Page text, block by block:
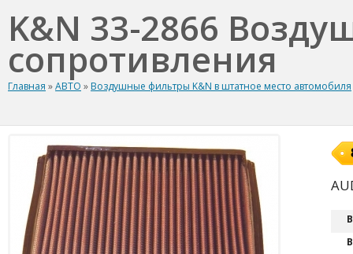
K&N 33-2866
сопротивления
Главная »АВТО » Воздушные фильтры K&N в штатное место автомобиля